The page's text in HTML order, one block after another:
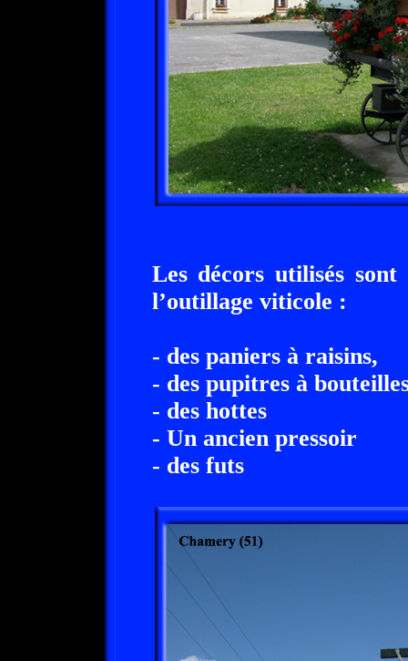
Les décors utilisés
l’outillage viticole :
- des paniers à raisins,
- des pupitres à
- des hottes
- Un ancien pressoir
- des futs